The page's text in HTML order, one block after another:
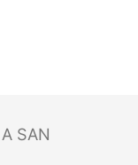
SAN